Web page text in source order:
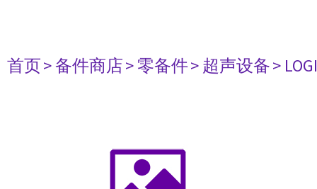
首页> 备件商店> 零备件> 超声设备>